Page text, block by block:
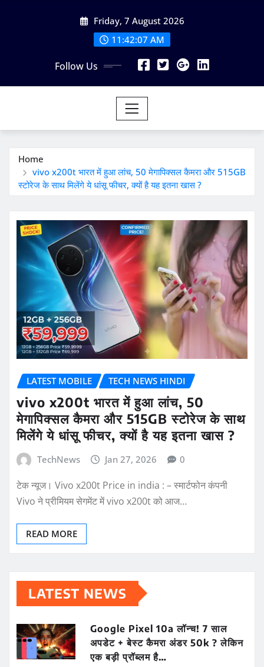
Friday, 7 August 2026
11:42:07 AM
Follow Us
Home
vivo x200t भारत में हुआ लांच, 50 मेगापिक्सल कैमरा और 515GB
स्टोरेज के साथ मिलेंगे ये धांसू फीचर, क्यों है यह इतना खास ?
LATEST MOBILE TECH NEWS HINDI
vivo x200t भारत में हुआ लांच, 50
मेगापिक्सल कैमरा और 515GB स्टोरेज के साथ
मिलेंगे ये धांसू फीचर, क्यों है यह इतना खास ?
TechNews Jan 27, 2026 0
टेक न्यूज। Vivo x200t Price in india : – स्मार्टफोन कंपनी
Vivo ने प्रीमियम सेगमेंट में vivo x200t को आज…
READ MORE
LATEST NEWS
Google Pixel 10a लॉन्च! 7 साल
अपडेट + बेस्ट कैमरा अंडर 50k ? लेकिन
एक बड़ी प्रॉब्लम है…